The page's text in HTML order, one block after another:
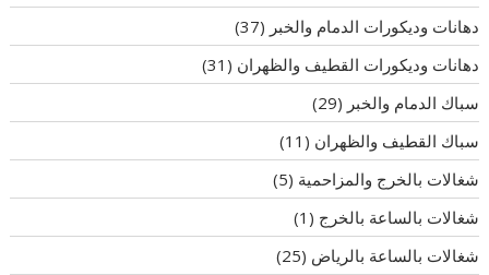
دهانات وديكورات الدمام والخبر (37)
دهانات وديكورات القطيف والظهران (31)
سباك الدمام والخبر (29)
سباك القطيف والظهران (11)
شغالات بالخرج والمزاحمية (5)
شغالات بالساعة بالخرج (1)
شغالات بالساعة بالرياض (25)